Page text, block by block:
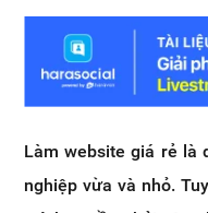
Làm website giá rẻ là
nghiệp vừa và nhỏ.